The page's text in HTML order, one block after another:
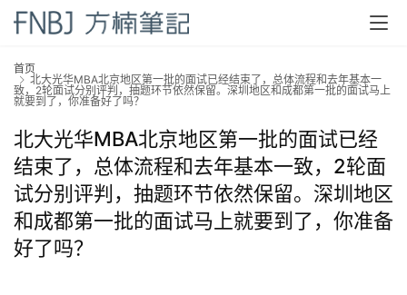
首
页
方
楠
备
考
评
论
首页
北大光华MBA北京地区第一批的面试已经结束了，总体流程和去年基本一
致，2轮面试分别评判，抽题环节依然保留。深圳地区和成都第一批的面试马上
就要到了，你准备好了吗？
北大光华MBA北京地区第一批的面试已经
结束了，总体流程和去年基本一致，2轮面
试分别评判，抽题环节依然保留。深圳地区
和成都第一批的面试马上就要到了，你准备
好了吗？